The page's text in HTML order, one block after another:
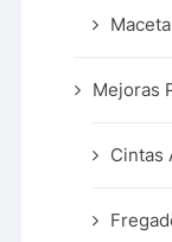
Mejoras
Cintas